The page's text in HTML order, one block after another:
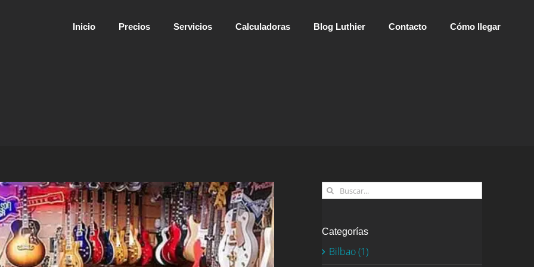
Inicio Precios Servicios Calculadoras Blog Luthier Contacto Cómo llegar
Buscar:
Categorías
Bilbao (1)